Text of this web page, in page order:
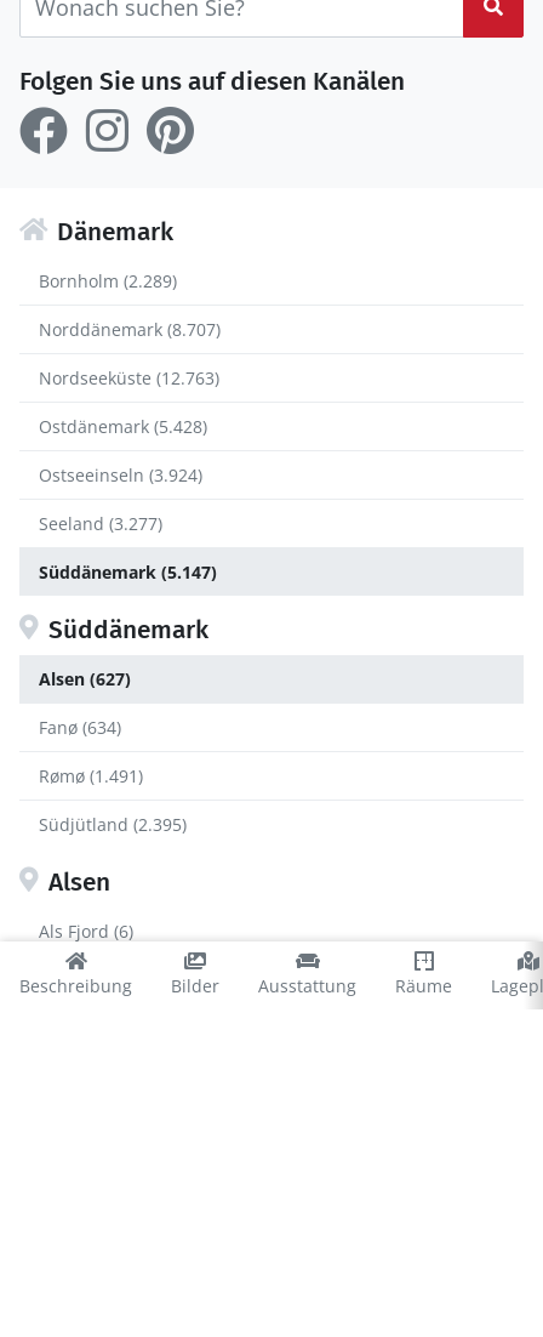
Beschreibung Bilder Ausstattung Räume
Folgen Sie uns auf diesen Kanälen
Dänemark
Bornholm (2.289)
Norddänemark (8.707)
Nordseeküste (12.763)
Ostdänemark (5.428)
Ostseeinseln (3.924)
Seeland (3.277)
Süddänemark (5.147)
Süddänemark
Alsen (627)
Fanø (634)
Rømø (1.491)
Südjütland (2.395)
Alsen
Als Fjord (6)
Asserballeskov (8)